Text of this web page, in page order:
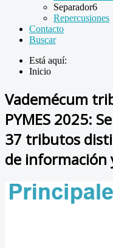
Separador6
Repercusiones
Contacto
Buscar
Está aquí:
Inicio
Vademécum
PYMES 2025:
37 tributos
de información